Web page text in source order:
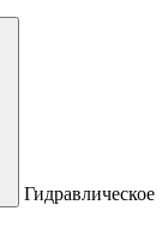
Гидравлическое